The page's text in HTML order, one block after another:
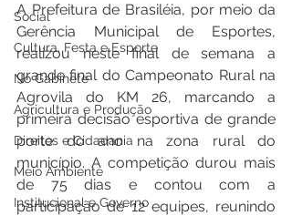
Social
Cultura, Festa e Esporte
No Gabinete
Agricultura e Produção
Direitos e Cidadania
Meio Ambiente
Institucional e Governo
A Prefeitura de Brasiléia, por meio da
Gerência Municipal de Esportes,
realizou neste final de semana a
grande final do Campeonato Rural na
Agrovila do KM 26, marcando a
primeira decisão esportiva de grande
porte do ano na zona rural do
município. A competição durou mais
de 75 dias e contou com a
participação de 12 equipes, reunindo